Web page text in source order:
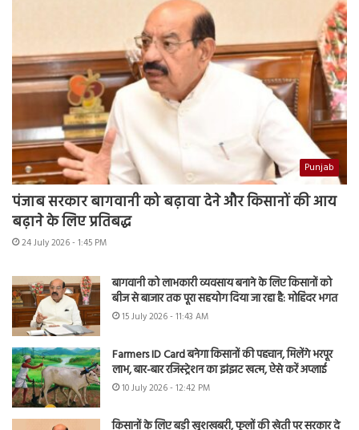
Punjab
पंजाब सरकार बागवानी को बढ़ावा देने और किसानों की आय
बढ़ाने के लिए प्रतिबद्ध
24 July 2026 - 1:45 PM
बागवानी को लाभकारी व्यवसाय बनाने के लिए किसानों को
बीज से बाजार तक पूरा सहयोग दिया जा रहा है: मोहिंदर भगत
15 July 2026 - 11:43 AM
Farmers ID Card बनेगा किसानों की पहचान, मिलेंगे भरपूर
लाभ, बार-बार रजिस्ट्रेशन का झंझट खत्म, ऐसे करें अप्लाई
10 July 2026 - 12:42 PM